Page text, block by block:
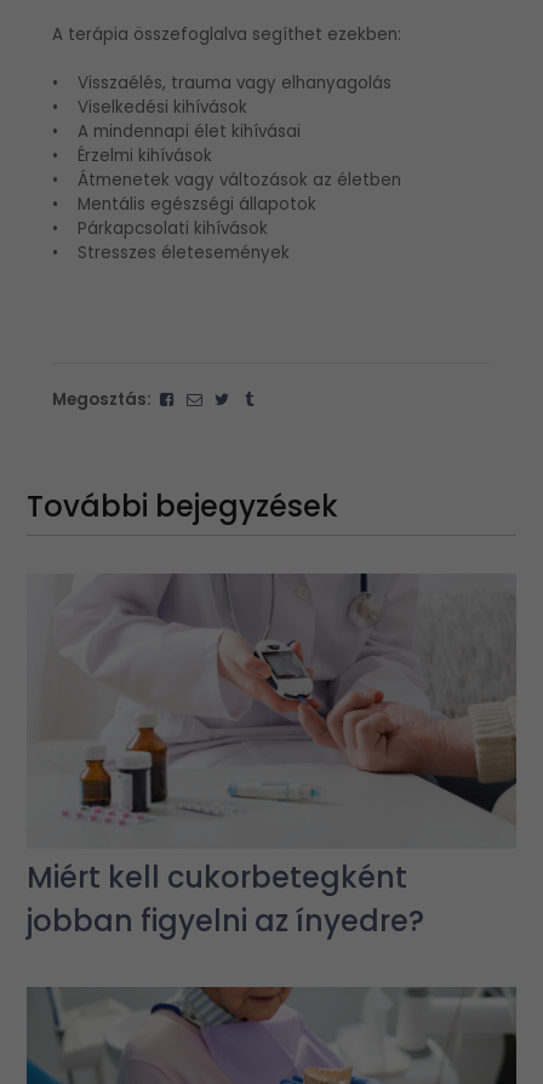
A terápia összefoglalva segíthet ezekben:
• Visszaélés, trauma vagy elhanyagolás
• Viselkedési kihívások
• A mindennapi élet kihívásai
• Érzelmi kihívások
• Átmenetek vagy változások az életben
• Mentális egészségi állapotok
• Párkapcsolati kihívások
• Stresszes életesemények
Megosztás:
További bejegyzések
Miért kell cukorbetegként
jobban figyelni az ínyedre?